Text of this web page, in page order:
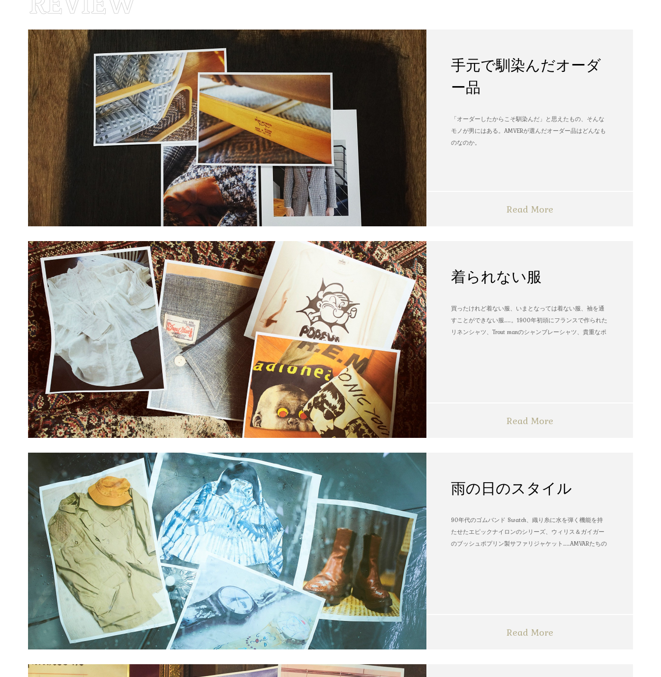
手元で馴染んだオーダ
ー品
「オーダーしたからこそ馴染んだ」と思えたもの、そんな
モノが男にはある。AMVERが選んだオーダー品はどんなも
のなのか。
Read More
着られない服
買ったけれど着ない服、いまとなっては着ない服、袖を通
すことができない服……。1900年初頭にフランスで作られた
リネンシャツ、Trout manのシャンブレーシャツ、貴重なポ
Read More
雨の日のスタイル
90年代のゴムバンド Swatch、織り糸に水を弾く機能を持
たせたエピックナイロンのシリーズ、ウィリス＆ガイガー
のブッシュポプリン製サファリジャケット……AMVARたちの
Read More